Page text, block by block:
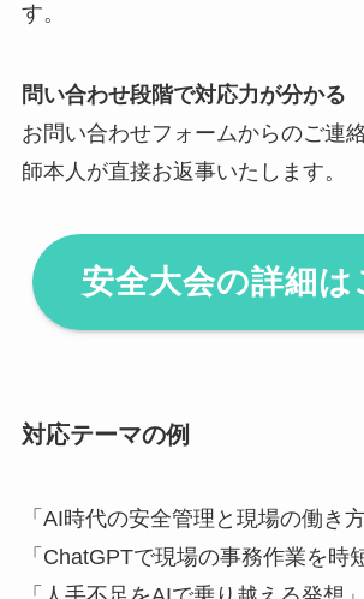
す。
問い合わせ段階で対応力が分かる
お問い合わせフォームからのご連
師本人が直接お返事いたします。
安全大会の詳細は
対応テーマの例
「AI時代の安全管理と現場の働き方
「ChatGPTで現場の事務作業を時